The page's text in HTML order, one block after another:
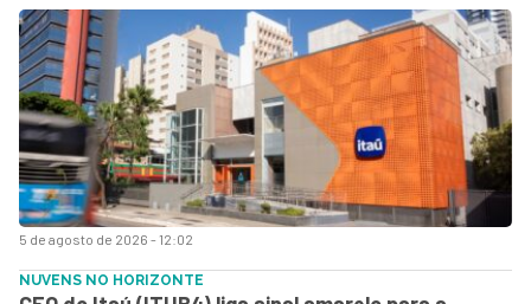
5 de agosto de 2026 - 12:02
NUVENS NO HORIZONTE